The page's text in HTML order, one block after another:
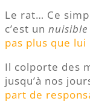
Le rat… Ce
c’est un nuisible
pas plus que lui
Il colporte des
jusqu’à nos
part de